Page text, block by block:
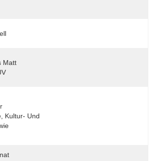
Matt
Kultur- Und